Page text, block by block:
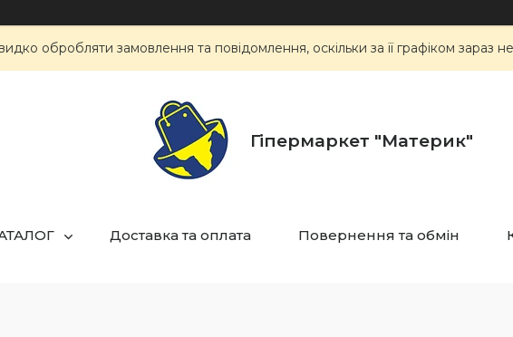
обробляти замовлення та повідомлення, оскільки за її графіком
Гіпермаркет "Материк"
Доставка та оплата Повернення та обмін